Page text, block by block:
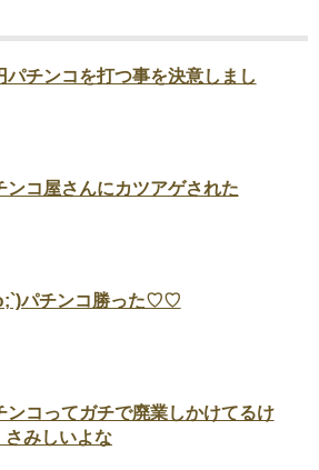
パチンコを打つ事を決意しまし
ンコ屋さんにカツアゲされた
パチンコ勝った♡♡
ンコってガチで廃業しかけてるけ
さみしいよな